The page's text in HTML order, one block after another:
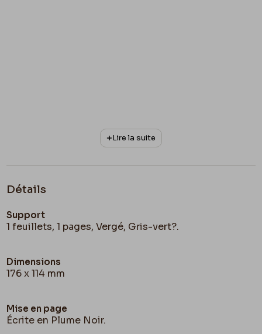
Lire la suite
Détails
Support
1 feuillets, 1 pages, Vergé, Gris-vert?.
Dimensions
176 x 114 mm
Mise en page
Écrite en Plume Noir.